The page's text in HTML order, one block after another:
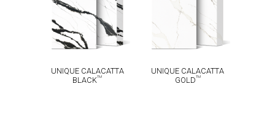
UNIQUE CALACATTA
BLACKTM
UNIQUE CALACATTA
GOLDTM